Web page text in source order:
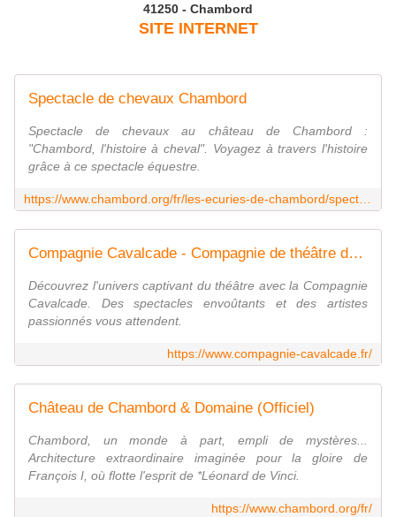
41250 - Chambord
SITE INTERNET
Spectacle de chevaux Chambord
Spectacle de chevaux au château de Chambord :
"Chambord, l'histoire à cheval". Voyagez à travers l'histoire
grâce à ce spectacle équestre.
Compagnie Cavalcade - Compagnie de théâtre de Chartres
Découvrez l'univers captivant du théâtre avec la Compagnie
Cavalcade. Des spectacles envoûtants et des artistes
passionnés vous attendent.
https://www.compagnie-cavalcade.fr/
Château de Chambord & Domaine (Officiel)
Chambord, un monde à part, empli de mystères...
Architecture extraordinaire imaginée pour la gloire de
François I, où flotte l'esprit de *Léonard de Vinci.
https://www.chambord.org/fr/